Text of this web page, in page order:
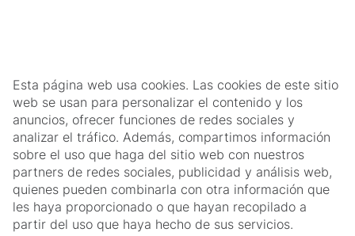
Esta página web usa cookies. Las cookies de este sitio
web se usan para personalizar el contenido y los
anuncios, ofrecer funciones de redes sociales y
analizar el tráfico. Además, compartimos información
sobre el uso que haga del sitio web con nuestros
partners de redes sociales, publicidad y análisis web,
quienes pueden combinarla con otra información que
les haya proporcionado o que hayan recopilado a
partir del uso que haya hecho de sus servicios.